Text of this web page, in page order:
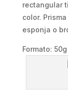
rectangular
color.
esponja o
Formato: 50g